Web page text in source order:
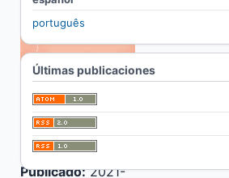
Publicado: 2021-
português
Últimas publicaciones